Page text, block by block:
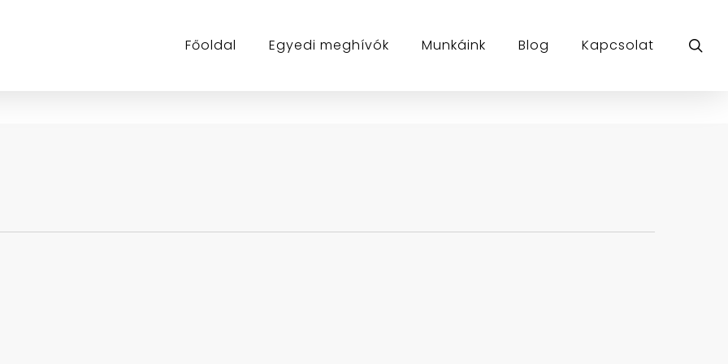
Főoldal Egyedi meghívók Munkáink Blog Kapcsolat